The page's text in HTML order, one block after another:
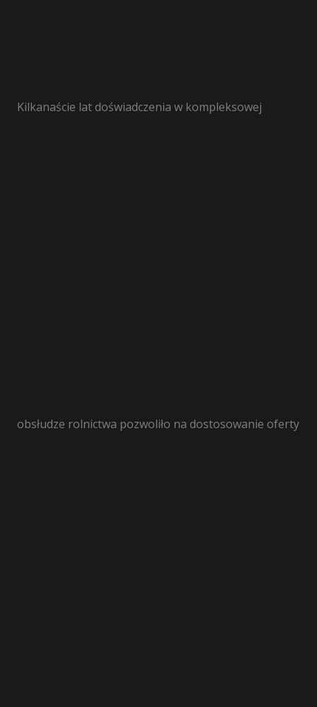
Kilkanaście lat doświadczenia w kompleksowej
obsłudze rolnictwa pozwoliło na dostosowanie oferty